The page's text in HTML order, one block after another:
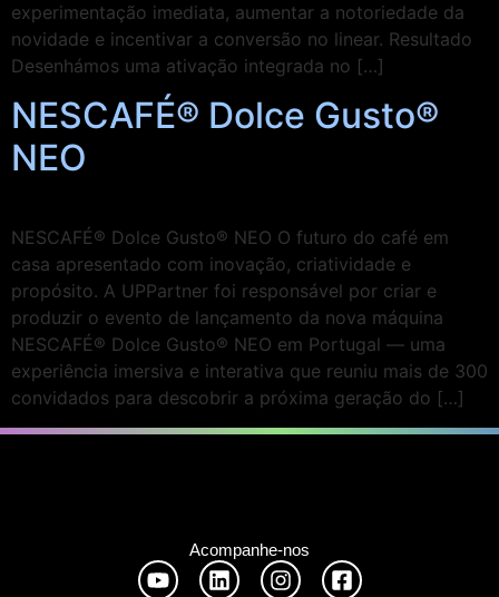
experimentação imediata, aumentar a notoriedade da
novidade e incentivar a conversão no linear. Resultado
Desenhámos uma ativação integrada no […]
NESCAFÉ® Dolce Gusto®
NEO
NESCAFÉ® Dolce Gusto® NEO O futuro do café em
casa apresentado com inovação, criatividade e
propósito. A UPPartner foi responsável por criar e
produzir o evento de lançamento da nova máquina
NESCAFÉ® Dolce Gusto® NEO em Portugal — uma
experiência imersiva e interativa que reuniu mais de 300
convidados para descobrir a próxima geração do […]
Acompanhe-nos